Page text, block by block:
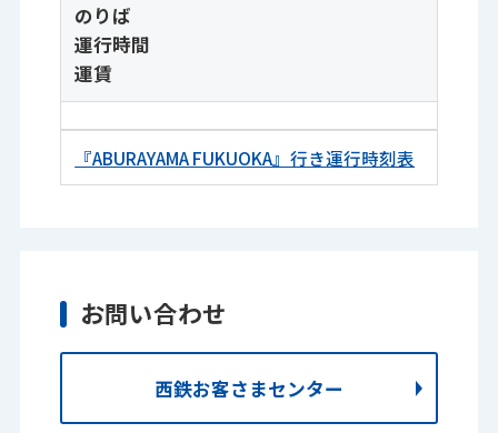
のりば
運行時間
運賃
『ABURAYAMA FUKUOKA』行き運行時刻表
お問い合わせ
西鉄お客さまセンター